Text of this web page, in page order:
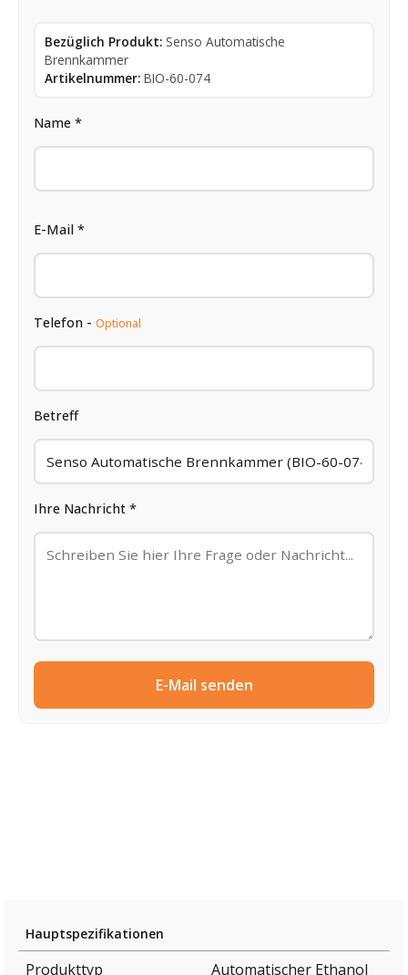
Bezüglich Produkt: Senso Automatische
Brennkammer
Artikelnummer: BIO-60-074
Name *
E-Mail *
Telefon - Optional
Betreff
Ihre Nachricht *
E-Mail senden
Hauptspezifikationen
Produkttyp Automatischer Ethanol